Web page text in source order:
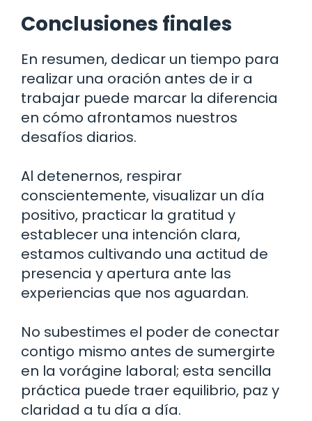
Conclusiones finales
En resumen, dedicar un tiempo para
realizar una oración antes de ir a
trabajar puede marcar la diferencia
en cómo afrontamos nuestros
desafíos diarios.
Al detenernos, respirar
conscientemente, visualizar un día
positivo, practicar la gratitud y
establecer una intención clara,
estamos cultivando una actitud de
presencia y apertura ante las
experiencias que nos aguardan.
No subestimes el poder de conectar
contigo mismo antes de sumergirte
en la vorágine laboral; esta sencilla
práctica puede traer equilibrio, paz y
claridad a tu día a día.